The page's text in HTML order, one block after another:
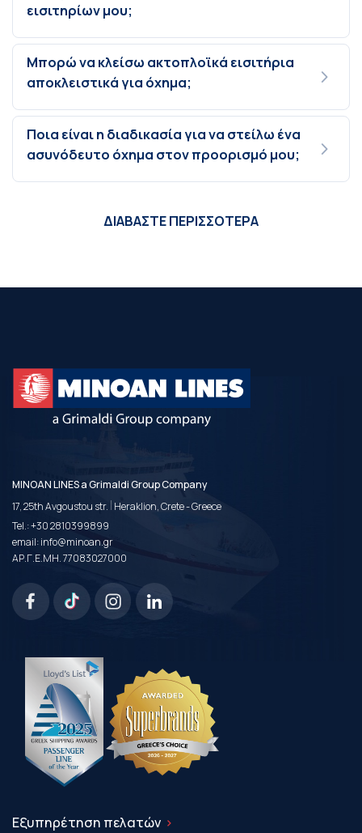
εισιτηρίων μου;
Μπορώ να κλείσω ακτοπλοϊκά εισιτήρια
αποκλειστικά για όχημα;
Ποια είναι η διαδικασία για να στείλω ένα
ασυνόδευτο όχημα στον προορισμό μου;
ΔΙΑΒΑΣΤΕ ΠΕΡΙΣΣΟΤΕΡΑ
MINOAN LINES a Grimaldi Group Company
17, 25th Avgoustou str. | Heraklion, Crete - Greece
Tel.:+30 2810399899
email:info@minoan.gr
ΑΡ.Γ.Ε.ΜΗ. 77083027000
Εξυπηρέτηση πελατών